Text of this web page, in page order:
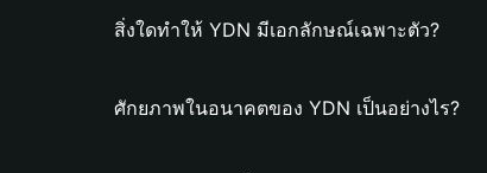
สิ่งใดทำให้ YDN มีเอกลักษณ์เฉพาะตัว?
ศักยภาพในอนาคตของ YDN เป็นอย่างไร?